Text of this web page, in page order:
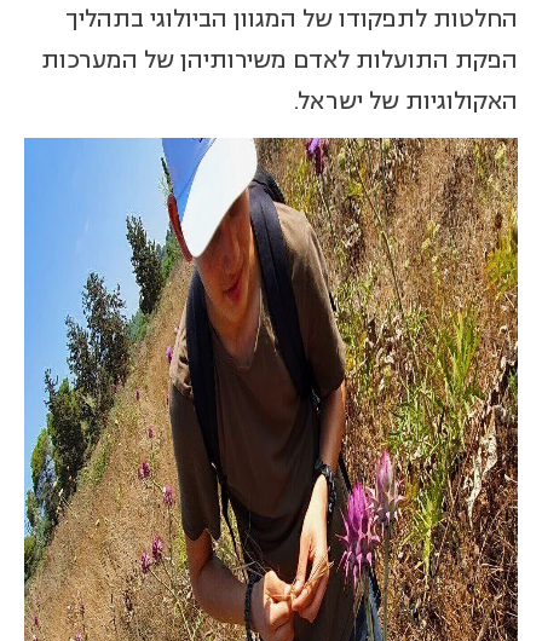
החלטות לתפקודו של המגוון הביולוגי בתהליך
הפקת התועלות לאדם משירותיהן של המערכות
האקולוגיות של ישראל.